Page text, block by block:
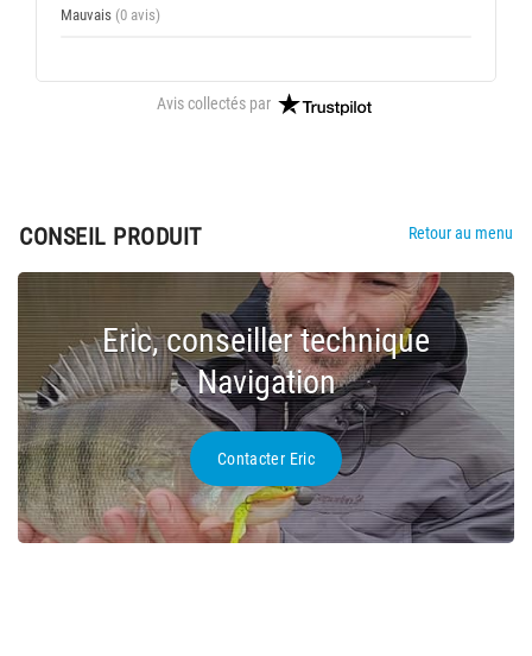
Mauvais (0 avis)
Avis collectés par
CONSEIL PRODUIT Retour au menu
Eric, conseiller technique
Navigation
Contacter Eric